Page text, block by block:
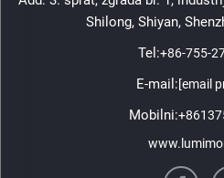
Shilong, Shiyan,
Tel:+86-755-
E-mail:[email
Mobilni: